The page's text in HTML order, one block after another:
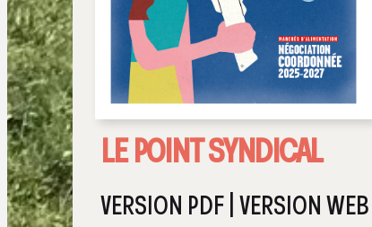
LE POINT SYNDICAL
VERSION PDF|VERSION WEB